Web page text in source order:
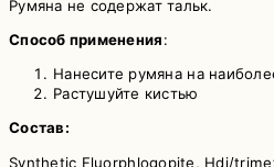
Румяна не содержат тальк.
Способ применения:
Нанесите румяна на
Растушуйте кистью
Состав:
Synthetic Fluorphlogopite, Hdi/